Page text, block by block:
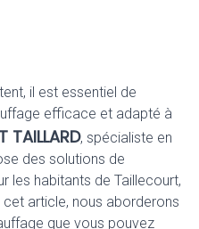
il est essentiel de
efficace et adapté à
TAILLARD, spécialiste en
des solutions de
les habitants de Taillecourt,
article, nous aborderons
que vous pouvez